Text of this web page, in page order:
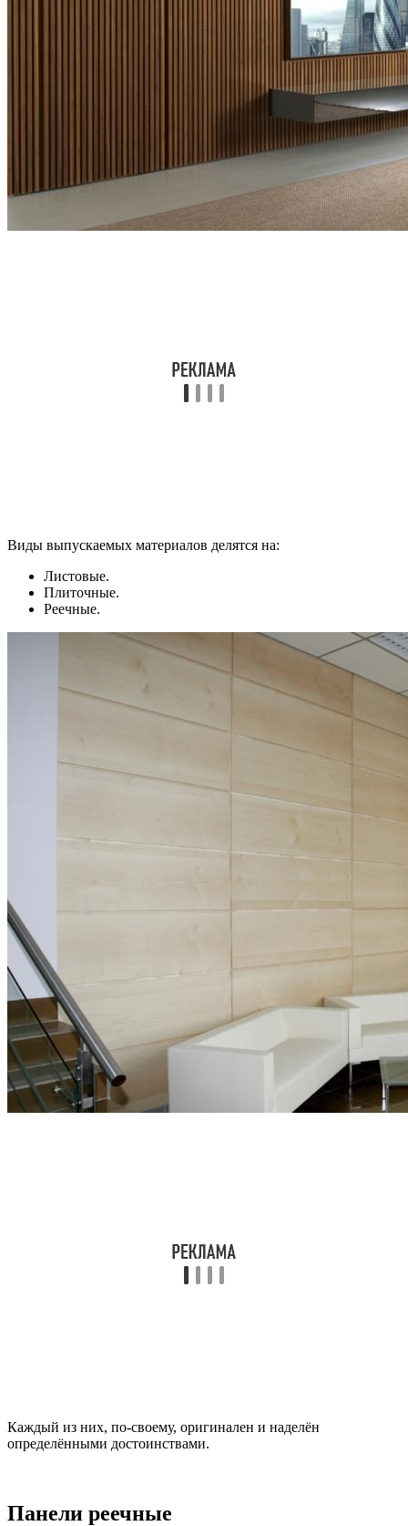
Виды выпускаемых материалов делятся на:
Листовые.
Плиточные.
Реечные.
Каждый из них, по-своему, оригинален и наделён
определёнными достоинствами.
Панели реечные